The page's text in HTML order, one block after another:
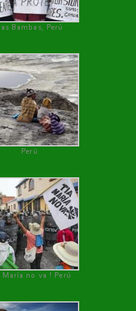
Bambas, Perú
Perú
María no va ! Perú